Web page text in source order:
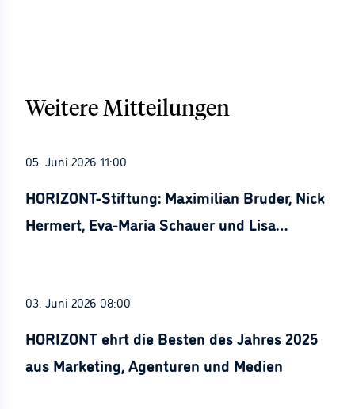
Weitere Mitteilungen
05. Juni 2026 11:00
HORIZONT-Stiftung: Maximilian Bruder, Nick
Hermert, Eva-Maria Schauer und Lisa
03. Juni 2026 08:00
HORIZONT ehrt die Besten des Jahres 2025
aus Marketing, Agenturen und Medien